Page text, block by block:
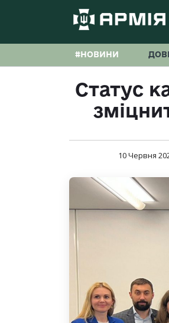
#НОВИНИ
Статус
10 Червня